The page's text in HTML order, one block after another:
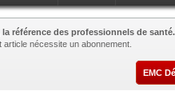
référence des professionnels de santé.
article nécessite un abonnement.
EMC